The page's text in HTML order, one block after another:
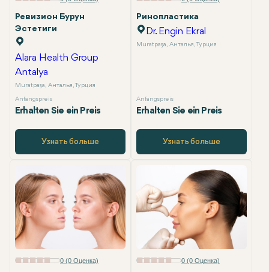
Ревизион Бурун
Эстетиги
Alara Health Group
Antalya
Muratpaşa, Анталья, Турция
Anfangspreis
Erhalten Sie ein Preis
Узнать больше
Ринопластика
Dr. Engin Ekral
Muratpaşa, Анталья, Турция
Anfangspreis
Erhalten Sie ein Preis
Узнать больше
0 (0 Оценка) 0 (0 Оценка)